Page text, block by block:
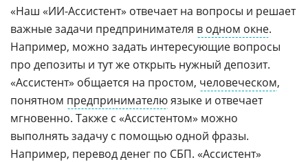
«Наш «ИИ-Ассистент» отвечает на вопросы и решает
важные задачи предпринимателя в одном окне.
Например, можно задать интересующие вопросы
про депозиты и тут же открыть нужный депозит.
«Ассистент» общается на простом, человеческом,
понятном предпринимателюязыке и отвечает
мгновенно. Также с «Ассистентом» можно
выполнять задачу с помощью одной фразы.
Например, перевод денег по СБП. «Ассистент»